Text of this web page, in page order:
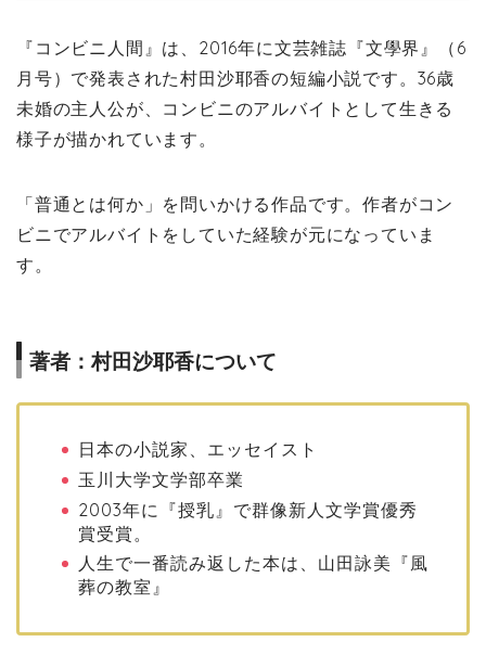
『コンビニ人間』は、2016年に文芸雑誌『文學界』（6
月号）で発表された村田沙耶香の短編小説です。36歳
未婚の主人公が、コンビニのアルバイトとして生きる
様子が描かれています。
「普通とは何か」を問いかける作品です。作者がコン
ビニでアルバイトをしていた経験が元になっていま
す。
著者：村田沙耶香について
日本の小説家、エッセイスト
玉川大学文学部卒業
2003年に『授乳』で群像新人文学賞優秀
賞受賞。
人生で一番読み返した本は、山田詠美『風
葬の教室』